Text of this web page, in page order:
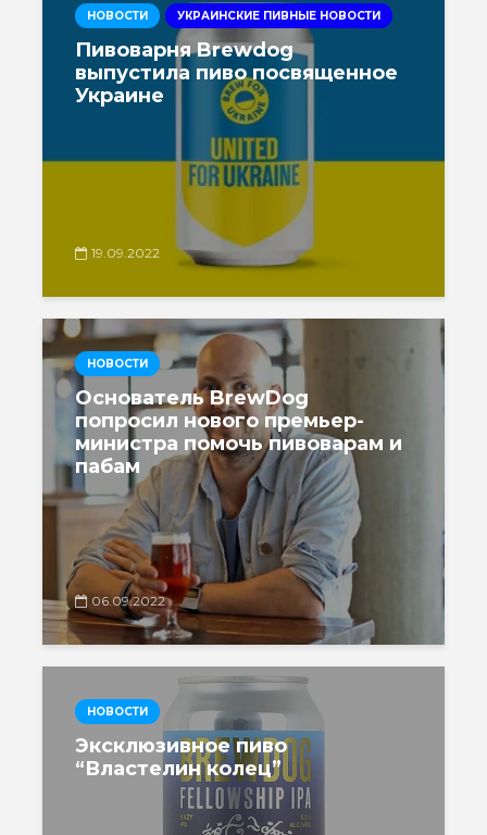
НОВОСТИ УКРАИНСКИЕ ПИВНЫЕ НОВОСТИ
Пивоварня Brewdog
выпустила пиво посвященное
Украине
19.09.2022
НОВОСТИ
Основатель BrewDog
попросил нового премьер-
министра помочь пивоварам и
пабам
06.09.2022
НОВОСТИ
Эксклюзивное пиво
“Властелин колец”